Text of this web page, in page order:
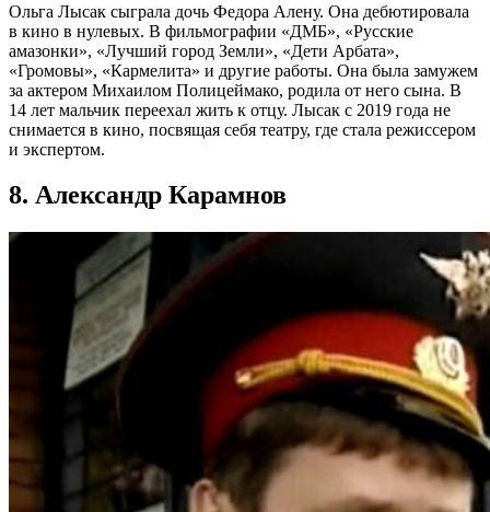
Ольга Лысак сыграла дочь Федора Алену. Она дебютировала
в кино в нулевых. В фильмографии «ДМБ», «Русские
амазонки», «Лучший город Земли», «Дети Арбата»,
«Громовы», «Кармелита» и другие работы. Она была замужем
за актером Михаилом Полицеймако, родила от него сына. В
14 лет мальчик переехал жить к отцу. Лысак с 2019 года не
снимается в кино, посвящая себя театру, где стала режиссером
и экспертом.
8. Александр Карамнов